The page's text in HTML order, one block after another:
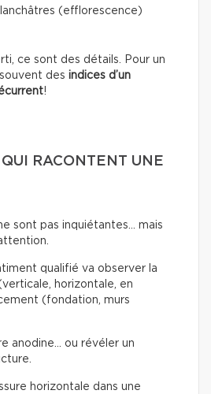
(efflorescence)
ce sont des détails. Pour un
des indices d’un
!
QUI RACONTENT UNE
sont pas inquiétantes… mais
qualifié va observer la
horizontale, en
(fondation, murs
anodine… ou révéler un
horizontale dans une